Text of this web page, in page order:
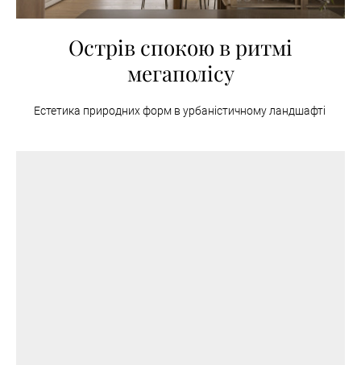
Острів спокою в ритмі
мегаполісу
Естетика природних форм в урбаністичному ландшафті